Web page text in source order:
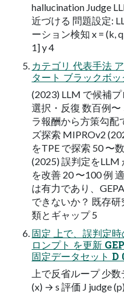
hallucination Judge
近づける 問題設定:
ーション検知 x = (k,
1] y 4
カテゴリ 代表手法
タート ブラックボ
(2023) LLM で候補
選択・反復 数百例〜
ラ報酬から方策勾配
ズ探索 MIPROv2
をTPE で探索 50 〜
(2025) 誤判定をLLM
を改善 20 〜100 例
は有力であり、
できないか？ 既存
類とギャップ 5
固定 上で、誤判定
ロンプト を更新
固定データセット D
上で反省ループ 少
(x) → s 評価 J judge